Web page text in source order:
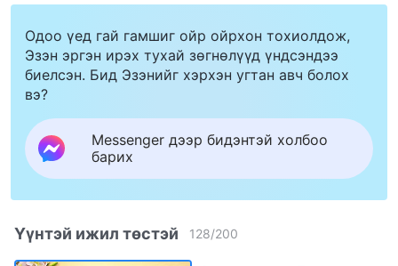
Одоо үед гай гамшиг ойр ойрхон тохиолдож,
Эзэн эргэн ирэх тухай зөгнөлүүд үндсэндээ
биелсэн. Бид Эзэнийг хэрхэн угтан авч болох
вэ?
Messenger дээр бидэнтэй холбоо
барих
Үүнтэй ижил төстэй 128/200